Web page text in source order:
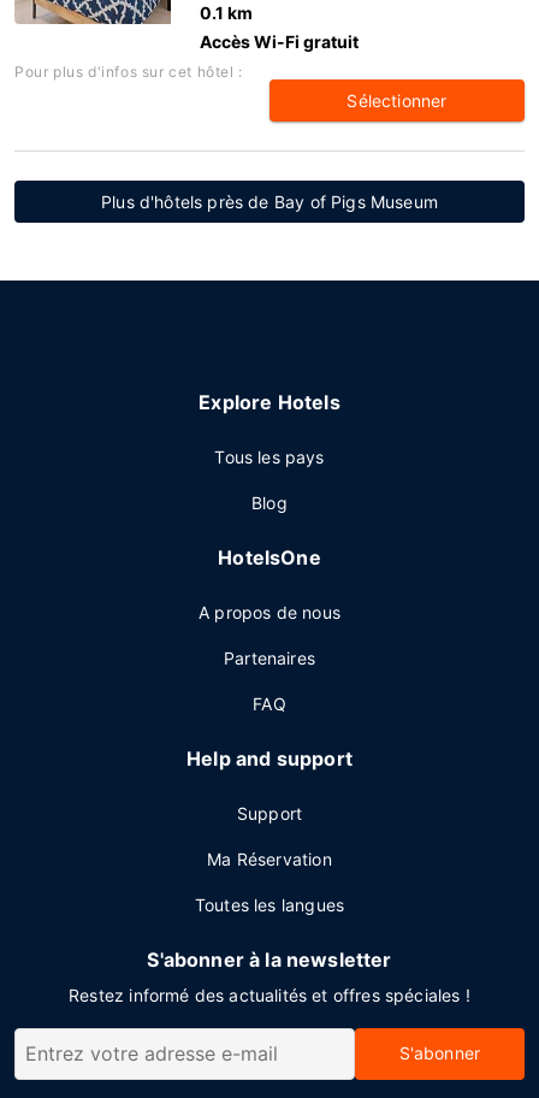
0.1 km
Accès Wi-Fi gratuit
Pour plus d'infos sur cet hôtel :
Sélectionner
Plus d'hôtels près de Bay of Pigs Museum
Explore Hotels
Tous les pays
Blog
HotelsOne
A propos de nous
Partenaires
FAQ
Help and support
Support
Ma Réservation
Toutes les langues
S'abonner à la newsletter
Restez informé des actualités et offres spéciales !
S'abonner